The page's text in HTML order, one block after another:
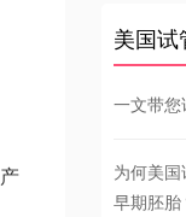
美国试
一文带您
为何美
早期胚胎